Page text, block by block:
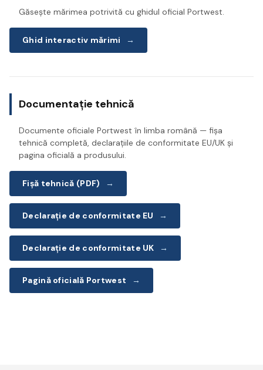
Găsește mărimea potrivită cu ghidul oficial Portwest.
Ghid interactiv mărimi →
Documentație tehnică
Documente oficiale Portwest în limba română — fișa
tehnică completă, declarațiile de conformitate EU/UK și
pagina oficială a produsului.
Fișă tehnică (PDF) →
Declarație de conformitate EU →
Declarație de conformitate UK →
Pagină oficială Portwest →